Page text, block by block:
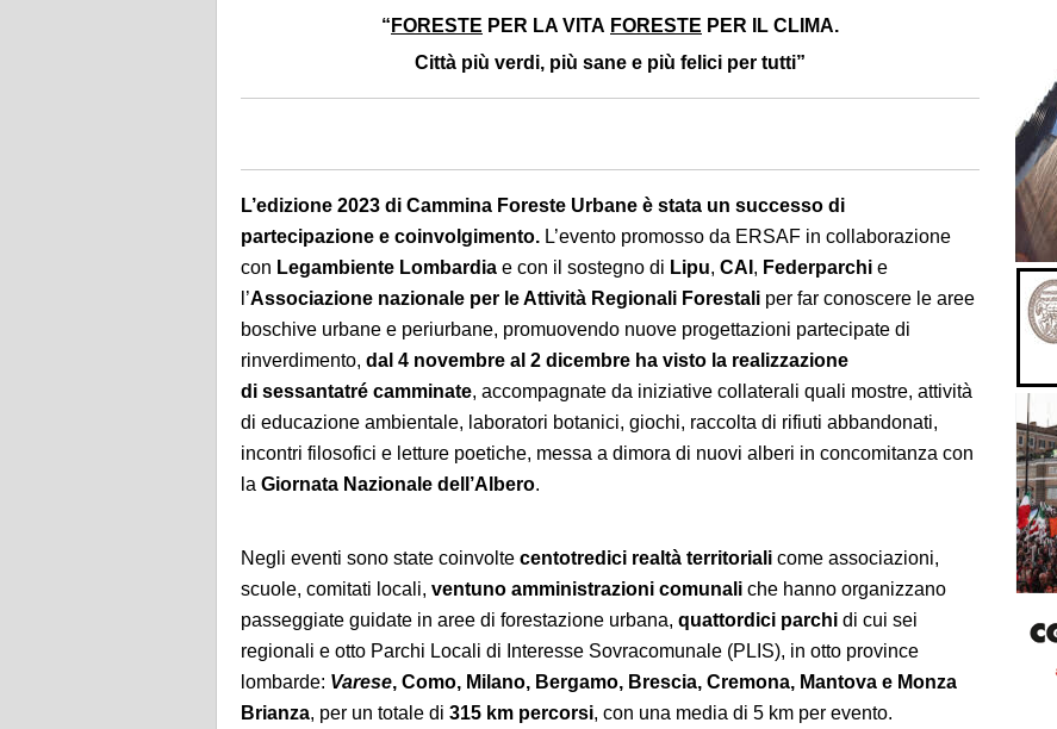
“ FORESTE PER LA VITA FORESTE PER IL CLIMA.
Città più verdi, più sane e più felici per tutti”
L’edizione 2023 di Cammina Foreste Urbane è stata un successo di
partecipazione e coinvolgimento. L’evento promosso da ERSAF in collaborazione
con Legambiente Lombardia e con il sostegno di Lipu, CAI , Federparchi e
l’Associazione nazionale per le Attività Regionali Forestali per far conoscere le aree
boschive urbane e periurbane, promuovendo nuove progettazioni partecipate di
rinverdimento, dal 4 novembre al 2 dicembre ha visto la realizzazione
di sessantatré camminate, accompagnate da iniziative collaterali quali mostre, attività
di educazione ambientale, laboratori botanici, giochi, raccolta di rifiuti abbandonati,
incontri filosofici e letture poetiche, messa a dimora di nuovi alberi in concomitanza con
la Giornata Nazionale dell’Albero.
Negli eventi sono state coinvolte centotredici realtà territoriali come associazioni,
scuole, comitati locali, ventuno amministrazioni comunali che hanno organizzano
passeggiate guidate in aree di forestazione urbana, quattordici parchi di cui sei
regionali e otto Parchi Locali di Interesse Sovracomunale (PLIS), in otto province
lombarde: Varese, Como, Milano, Bergamo, Brescia, Cremona, Mantova e Monza
Brianza, per un totale di 315 km percorsi, con una media di 5 km per evento.